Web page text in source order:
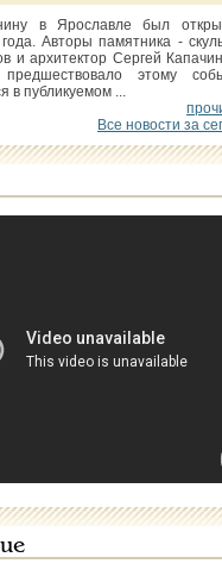
в Ярославле был
Авторы памятника -
и архитектор Сергей
этому
в публикуемом ...
Все новости за